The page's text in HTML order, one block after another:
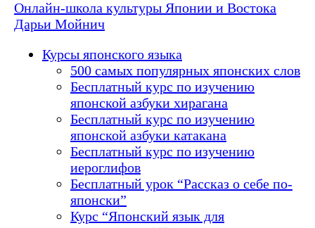
Онлайн-школа культуры Японии и Востока
Дарьи Мойнич
Курсы японского языка
500 самых популярных японских слов
Бесплатный курс по изучению
японской азбуки хирагана
Бесплатный курс по изучению
японской азбуки катакана
Бесплатный курс по изучению
иероглифов
Бесплатный урок “Рассказ о себе по-
японски”
Курс “Японский язык для